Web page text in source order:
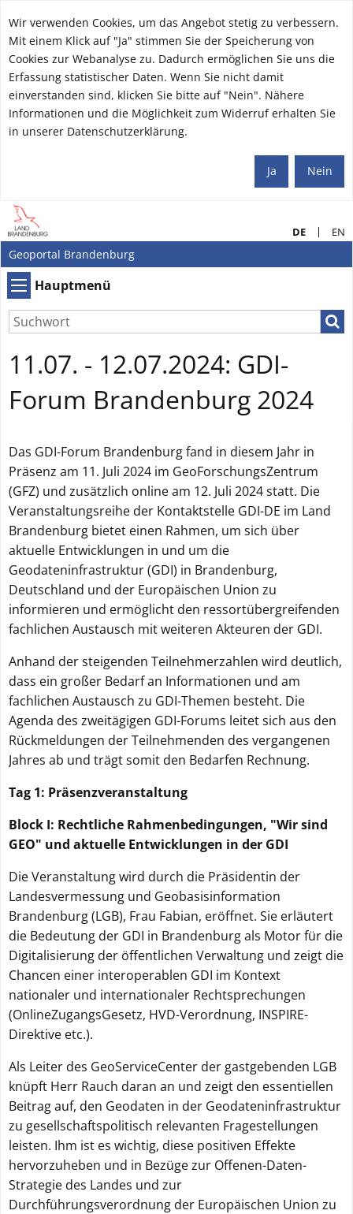
Wir verwenden Cookies, um das Angebot stetig zu verbessern.
Mit einem Klick auf "Ja" stimmen Sie der Speicherung von
Cookies zur Webanalyse zu. Dadurch ermöglichen Sie uns die
Erfassung statistischer Daten. Wenn Sie nicht damit
einverstanden sind, klicken Sie bitte auf "Nein". Nähere
Informationen und die Möglichkeit zum Widerruf erhalten Sie
in unserer Datenschutzerklärung.
Nein
Ja
DE EN
Geoportal Brandenburg
Hauptmenü
Hauptmenü
11.07. - 12.07.2024: GDI-
Forum Brandenburg 2024
Das GDI-Forum Brandenburg fand in diesem Jahr in
Präsenz am 11. Juli 2024 im GeoForschungsZentrum
(GFZ) und zusätzlich online am 12. Juli 2024 statt. Die
Veranstaltungsreihe der Kontaktstelle GDI-DE im Land
Brandenburg bietet einen Rahmen, um sich über
aktuelle Entwicklungen in und um die
Geodateninfrastruktur (GDI) in Brandenburg,
Deutschland und der Europäischen Union zu
informieren und ermöglicht den ressortübergreifenden
fachlichen Austausch mit weiteren Akteuren der GDI.
Anhand der steigenden Teilnehmerzahlen wird deutlich,
dass ein großer Bedarf an Informationen und am
fachlichen Austausch zu GDI-Themen besteht. Die
Agenda des zweitägigen GDI-Forums leitet sich aus den
Rückmeldungen der Teilnehmenden des vergangenen
Jahres ab und trägt somit den Bedarfen Rechnung.
Tag 1: Präsenzveranstaltung
Block I: Rechtliche Rahmenbedingungen, "Wir sind
GEO" und aktuelle Entwicklungen in der GDI
Die Veranstaltung wird durch die Präsidentin der
Landesvermessung und Geobasisinformation
Brandenburg (LGB), Frau Fabian, eröffnet. Sie erläutert
die Bedeutung der GDI in Brandenburg als Motor für die
Digitalisierung der öffentlichen Verwaltung und zeigt die
Chancen einer interoperablen GDI im Kontext
nationaler und internationaler Rechtsprechungen
(OnlineZugangsGesetz, HVD-Verordnung, INSPIRE-
Direktive etc.).
Als Leiter des GeoServiceCenter der gastgebenden LGB
knüpft Herr Rauch daran an und zeigt den essentiellen
Beitrag auf, den Geodaten in der Geodateninfrastruktur
zu gesellschaftspolitisch relevanten Fragestellungen
leisten. Ihm ist es wichtig, diese positiven Effekte
hervorzuheben und in Bezüge zur Offenen-Daten-
Strategie des Landes und zur
Durchführungsverordnung der Europäischen Union zu